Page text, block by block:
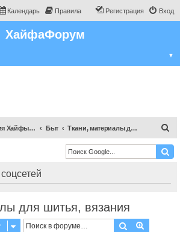
Календарь Правила Вход
Регистрация
ХайфаФорум
▼
Объявления Хайфы и крайот Быт Ткани, материалы для шитья, вязания
и
к
для шитья, вязания
Поиск